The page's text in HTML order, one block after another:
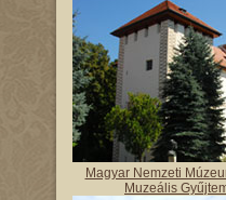
Magyar Nemzeti
Muzeális